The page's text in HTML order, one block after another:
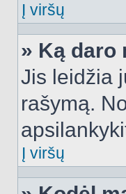
Į viršų
» Ką daro
Jis leidžia
rašymą.
Į viršų